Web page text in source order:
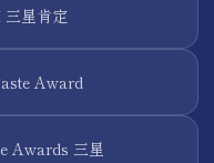
星肯定
Award
Awards 三星